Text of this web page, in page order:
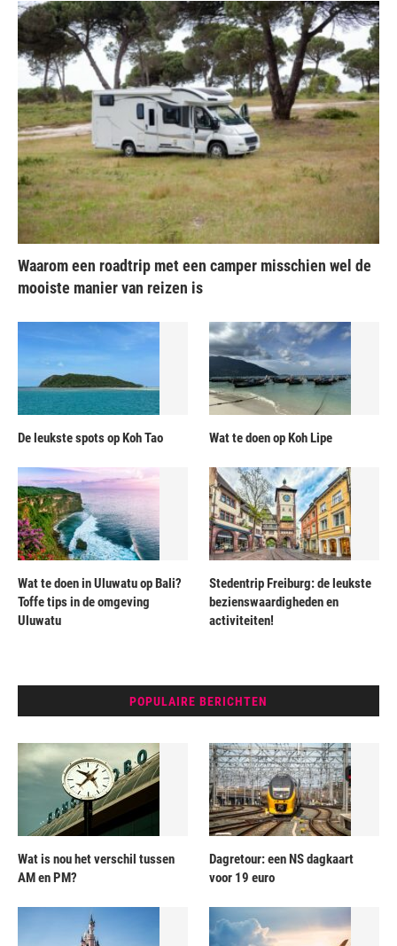
Waarom een roadtrip met een camper misschien wel de
mooiste manier van reizen is
De leukste spots op Koh Tao Wat te doen op Koh Lipe
Wat te doen in Uluwatu op Bali?
Toffe tips in de omgeving
Uluwatu
Stedentrip Freiburg: de leukste
bezienswaardigheden en
activiteiten!
POPULAIRE BERICHTEN
Wat is nou het verschil tussen
AM en PM?
Dagretour: een NS dagkaart
voor 19 euro